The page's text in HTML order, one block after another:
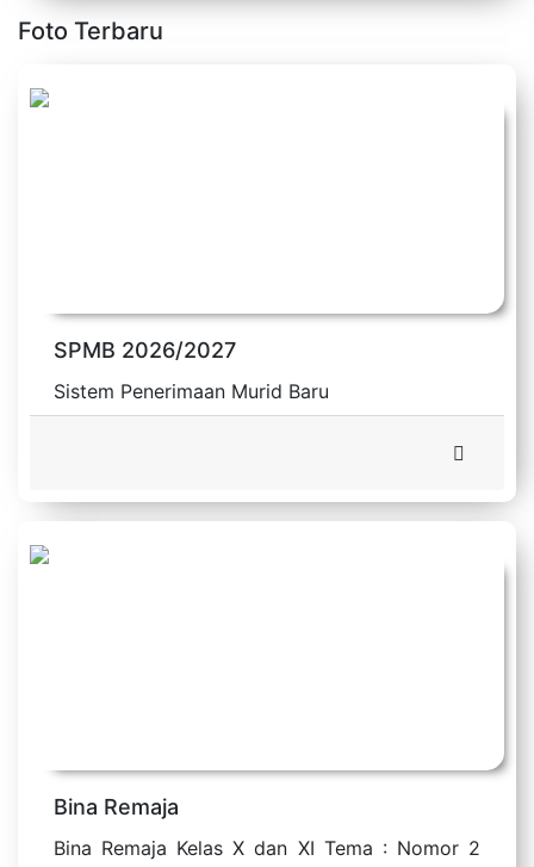
Foto Terbaru
SPMB 2026/2027
Sistem Penerimaan Murid Baru
Bina Remaja
Bina Remaja Kelas X dan XI Tema : Nomor 2